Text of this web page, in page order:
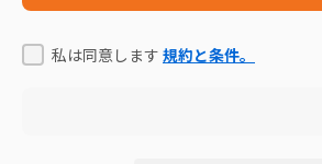
鶏 薄
～い
私は同意します 規約と条件。